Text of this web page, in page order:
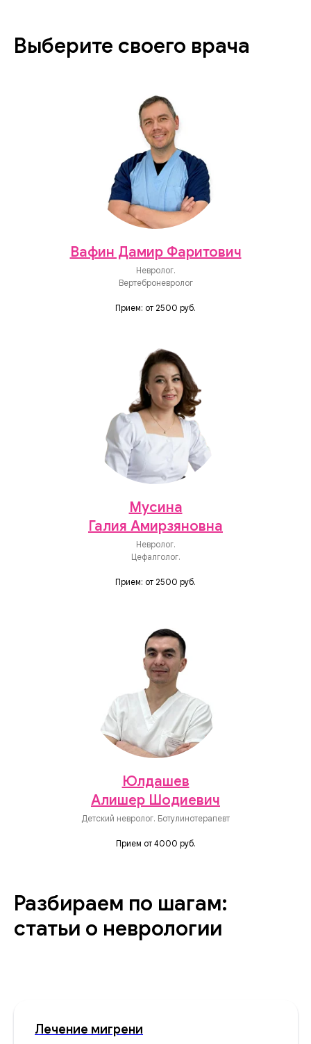
Выберите своего врача
Вафин Дамир Фаритович
Невролог.
Вертеброневролог
Прием: от 2500 руб.
Мусина
Галия Амирзяновна
Невролог.
Цефалголог.
Прием: от 2500 руб.
Юлдашев
Алишер Шодиевич
Детский невролог. Ботулинотерапевт
Прием от 4000 руб.
Разбираем по шагам:
статьи о неврологии
Лечение мигрени